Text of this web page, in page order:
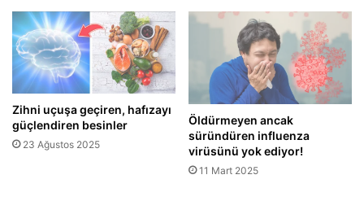
Zihni uçuşa geçiren, hafızayı
güçlendiren besinler
23 Ağustos 2025
Öldürmeyen ancak
süründüren influenza
virüsünü yok ediyor!
11 Mart 2025